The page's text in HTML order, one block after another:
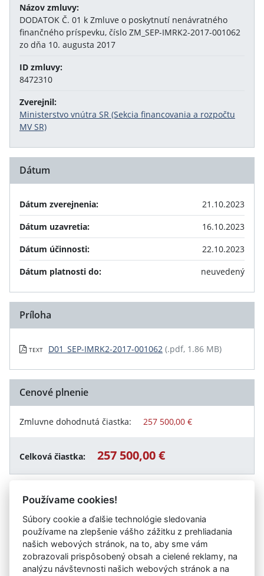
Názov zmluvy:
DODATOK Č. 01 k Zmluve o poskytnutí nenávratného
finančného príspevku, číslo ZM_SEP-IMRK2-2017-001062
zo dňa 10. augusta 2017
ID zmluvy:
8472310
Zverejnil:
Ministerstvo vnútra SR (Sekcia financovania a rozpočtu
MV SR)
Dátum
Dátum zverejnenia:
21.10.2023
Dátum uzavretia:
16.10.2023
Dátum účinnosti:
22.10.2023
Dátum platnosti do:
neuvedený
Príloha
TEXT D01_SEP-IMRK2-2017-001062 (.pdf, 1.86 MB)
Cenové plnenie
Zmluvne dohodnutá čiastka: 257 500,00 €
Celková čiastka: 257 500,00 €
Vystavil:Ministerstvo vnútra SR (Sekcia financovania a
rozpočtu MV SR)
Používame cookies!
Súbory cookie a ďalšie technológie sledovania
používame na zlepšenie vášho zážitku z prehliadania
našich webových stránok, na to, aby sme vám
zobrazovali prispôsobený obsah a cielené reklamy, na
analýzu návštevnosti našich webových stránok a na